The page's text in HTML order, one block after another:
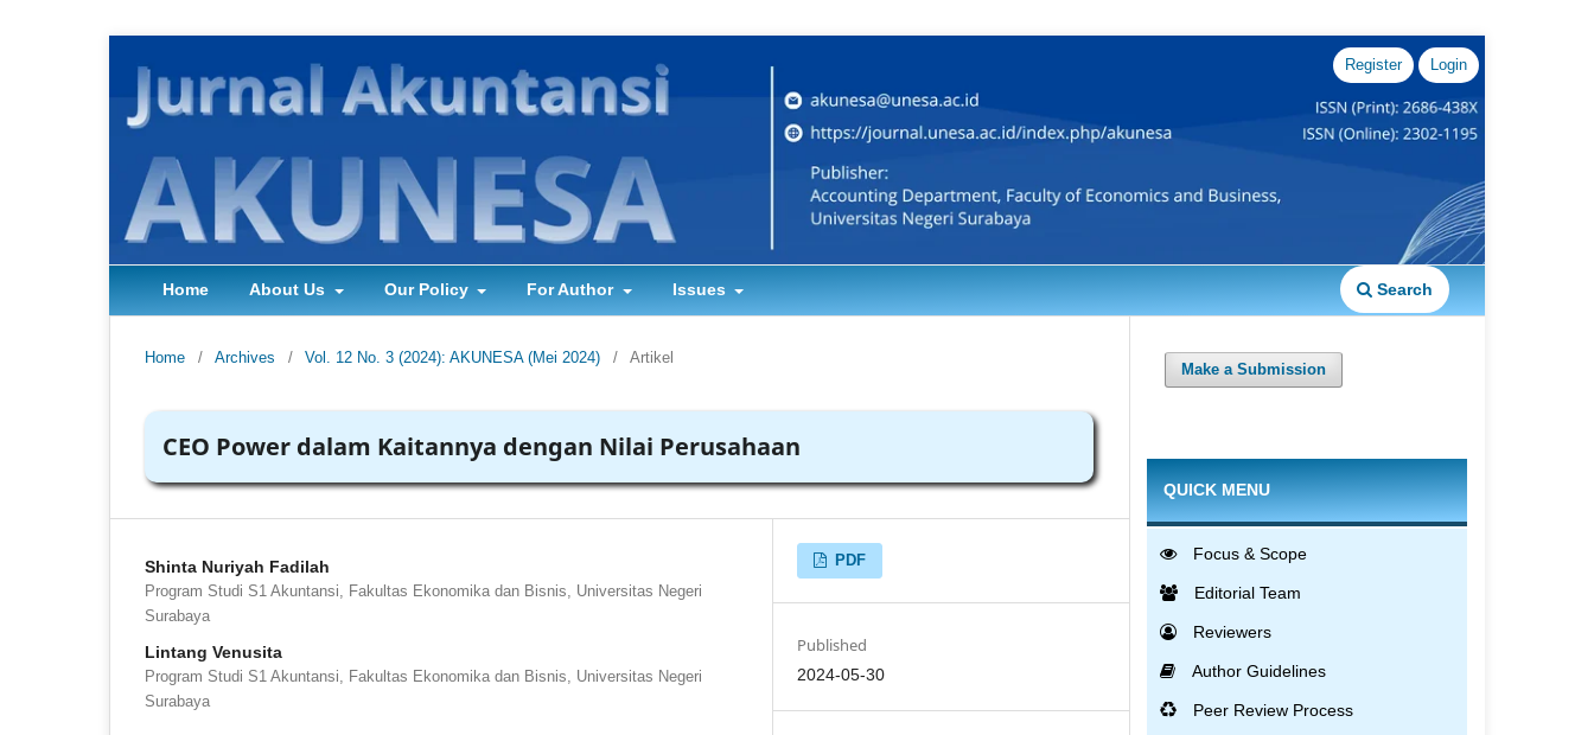
Home About Us Our Policy For Author Issues Search
Register Login
Home / Archives / Vol. 12 No. 3 (2024): AKUNESA (Mei 2024) / Artikel
CEO Power dalam Kaitannya dengan Nilai Perusahaan
Shinta Nuriyah Fadilah
Program Studi S1 Akuntansi, Fakultas Ekonomika dan Bisnis, Universitas Negeri
Surabaya
Lintang Venusita
Program Studi S1 Akuntansi, Fakultas Ekonomika dan Bisnis, Universitas Negeri
Surabaya
PDF
Published
2024-05-30
Make a Submission
QUICK MENU
Focus & Scope
Editorial Team
Reviewers
Author Guidelines
Peer Review Process